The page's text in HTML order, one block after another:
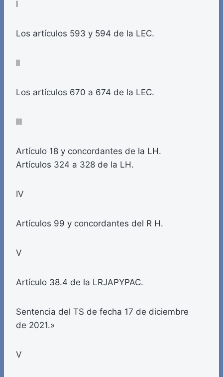
I
Los artículos 593 y 594 de la LEC.
II
Los artículos 670 a 674 de la LEC.
III
Artículo 18 y concordantes de la LH.
Artículos 324 a 328 de la LH.
IV
Artículos 99 y concordantes del R H.
V
Artículo 38.4 de la LRJAPYPAC.
Sentencia del TS de fecha 17 de diciembre
de 2021.»
V